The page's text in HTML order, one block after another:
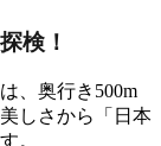
検！
、奥行き500m
しさから「日本
。